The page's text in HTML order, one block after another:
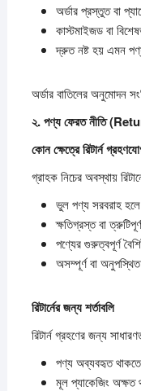
অর্ডার প্রস্তুত বা
কাস্টমাইজড বা
দ্রুত নষ্ট হয় এমন
অর্ডার বাতিলের অনুমোদন
২.পণ্যফেরতনীতি
কোনক্ষেত্রেরিটার্ন
গ্রাহক নিচের অবস্থায়
ভুল পণ্য সরবরাহ হলে
ক্ষতিগ্রস্ত বা
পণ্যের গুরুত্বপূর্ণ
অসম্পূর্ণ বা
রিটার্নেরজন্যশর্তাবলি
রিটার্ন গ্রহণের জন্য
পণ্য অব্যবহৃত
মূল প্যাকেজিং অক্ষত